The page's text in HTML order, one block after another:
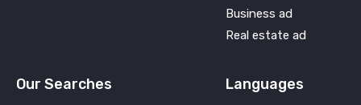
Business ad
Real estate ad
Our Searches Languages